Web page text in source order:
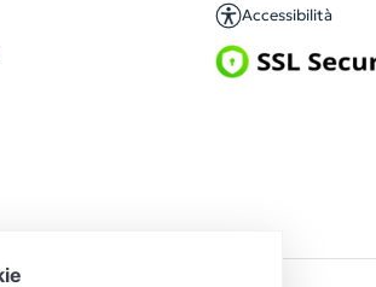
Accessibilità